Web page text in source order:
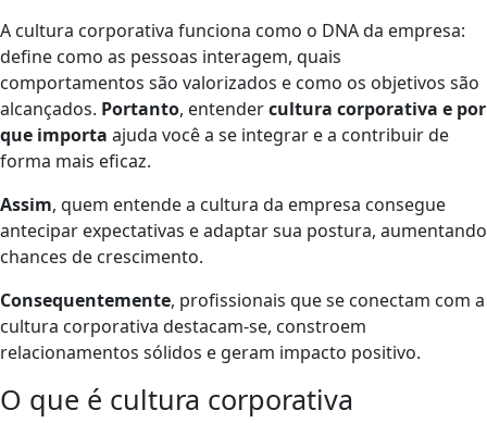
A cultura corporativa funciona como o DNA da empresa:
define como as pessoas interagem, quais
comportamentos são valorizados e como os objetivos são
alcançados. Portanto, entendercultura corporativa e por
que importa ajuda você a se integrar e a contribuir de
forma mais eficaz.
Assim, quem entende a cultura da empresa consegue
antecipar expectativas e adaptar sua postura, aumentando
chances de crescimento.
Consequentemente, profissionais que se conectam com a
cultura corporativa destacam-se, constroem
relacionamentos sólidos e geram impacto positivo.
O que é cultura corporativa